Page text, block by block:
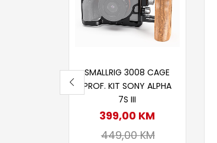
SMALLRIG 3008 CAGE
PROF. KIT SONY ALPHA
7S III
399,00 KM
449,00KM